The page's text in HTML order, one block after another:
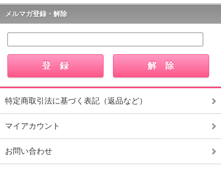
メルマガ登録・解除
特定商取引法に基づく表記（返品など）
マイアカウント
お問い合わせ